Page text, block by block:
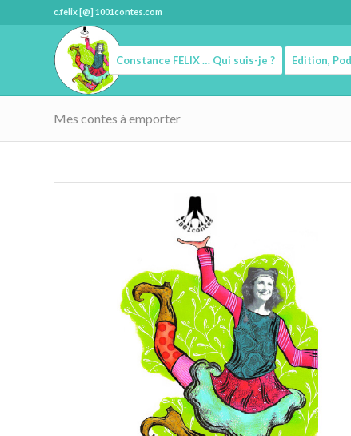
c.felix [@] 1001contes.com
Constance FELIX … Qui suis-je ? Edition,
Mes contes à emporter